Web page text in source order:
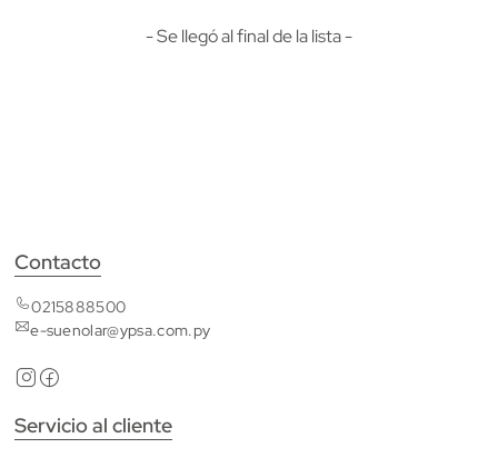
- Se llegó al final de la lista -
Contacto
0215888500
e-suenolar@ypsa.com.py
Servicio al cliente